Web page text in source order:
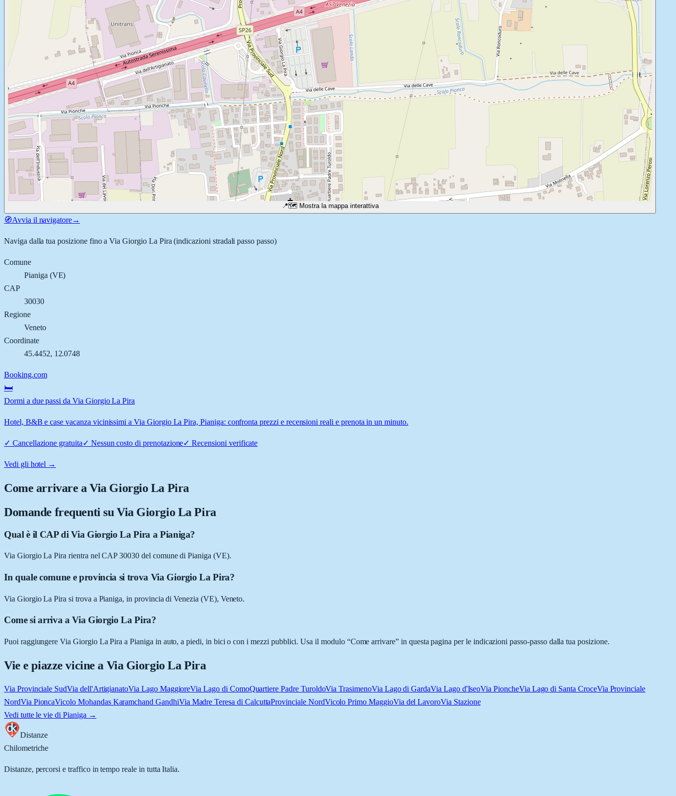
📍🗺️ Mostra la mappa interattiva
🧭Avvia il navigatore→
Naviga dalla tua posizione fino aVia Giorgio La Pira (indicazioni stradali passo passo)
Comune
Pianiga (VE)
CAP
30030
Regione
Veneto
Coordinate
45.4452, 12.0748
Booking.com
🛏️
Dormi a due passi da Via Giorgio La Pira
Hotel, B&B e case vacanza vicinissimi a Via Giorgio La Pira, Pianiga: confronta prezzi e recensioni reali e prenota in un minuto.
✓ Cancellazione gratuita✓ Nessun costo di prenotazione✓Recensioni verificate
Vedi gli hotel →
Come arrivare aVia Giorgio La Pira
Domande frequenti su Via Giorgio La Pira
Qual è il CAP di Via Giorgio La Pira a Pianiga?
Via Giorgio La Pira rientra nel CAP 30030 del comune di Pianiga (VE).
In quale comune e provincia si trova Via Giorgio La Pira?
Via Giorgio La Pira si trova a Pianiga, in provincia di Venezia (VE), Veneto.
Come si arriva a Via Giorgio La Pira?
Puoi raggiungere Via Giorgio La Pira a Pianiga in auto, a piedi, in bici o con i mezzi pubblici. Usa il modulo “Come arrivare” in questa pagina per le indicazioni passo-passo dalla tua posizione.
Vie e piazze vicine a Via Giorgio La Pira
Via Provinciale SudVia dell'ArtigianatoVia Lago MaggioreVia Lago di ComoQuartiere Padre TuroldoVia TrasimenoVia Lago di GardaVia Lago d'IseoVia PioncheVia Lago di Santa CroceVia Provinciale
NordVia PioncaVicolo Mohandas Karamchand GandhiVia Madre Teresa di CalcuttaProvinciale NordVicolo Primo MaggioVia del LavoroVia Stazione
Vedi tutte le vie di Pianiga →
Distanze
Chilometriche
Distanze, percorsi e traffico in tempo reale in tutta Italia.